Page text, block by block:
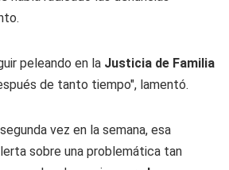
peleando en la Justicia de Familia
de tanto tiempo", lamentó.
vez en la semana, esa
sobre una problemática tan